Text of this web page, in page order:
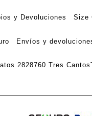
y Devoluciones Size
Envíos y
2828760 Tres Cantos